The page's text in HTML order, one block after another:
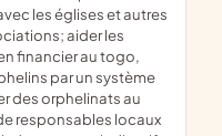
les églises et autres
aider les
financier au togo,
par un système
des orphelinats au
responsables locaux